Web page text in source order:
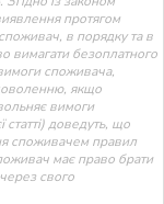
протягом
в порядку та в
вимагати безоплатного
споживача,
якщо
вимоги
доведуть, що
споживачем правил
має право брати
свого